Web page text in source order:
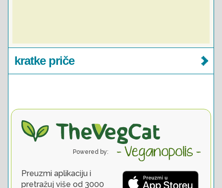
kratke priče